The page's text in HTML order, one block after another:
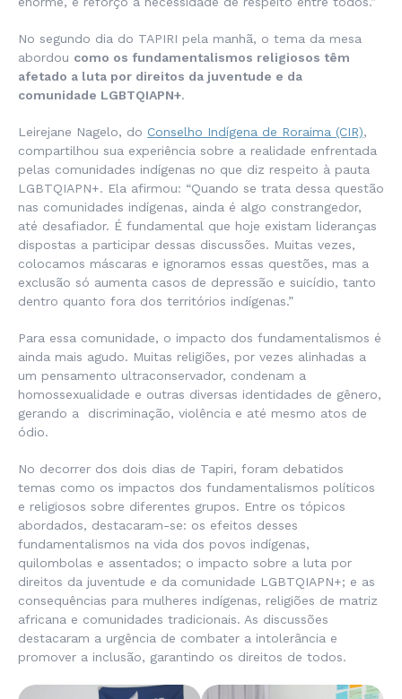
No segundo dia do TAPIRI pela manhã, o tema da mesa
abordou como os fundamentalismos religiosos têm
afetado a luta por direitos da juventude e da
comunidade LGBTQIAPN+.
Leirejane Nagelo, do Conselho Indígena de Roraima (CIR),
compartilhou sua experiência sobre a realidade enfrentada
pelas comunidades indígenas no que diz respeito à pauta
LGBTQIAPN+. Ela afirmou: “Quando se trata dessa questão
nas comunidades indígenas, ainda é algo constrangedor,
até desafiador. É fundamental que hoje existam lideranças
dispostas a participar dessas discussões. Muitas vezes,
colocamos máscaras e ignoramos essas questões, mas a
exclusão só aumenta casos de depressão e suicídio, tanto
dentro quanto fora dos territórios indígenas.”
Para essa comunidade, o impacto dos fundamentalismos é
ainda mais agudo. Muitas religiões, por vezes alinhadas a
um pensamento ultraconservador, condenam a
homossexualidade e outras diversas identidades de gênero,
gerando a discriminação, violência e até mesmo atos de
ódio.
No decorrer dos dois dias de Tapiri, foram debatidos
temas como os impactos dos fundamentalismos políticos
e religiosos sobre diferentes grupos. Entre os tópicos
abordados, destacaram-se: os efeitos desses
fundamentalismos na vida dos povos indígenas,
quilombolas e assentados; o impacto sobre a luta por
direitos da juventude e da comunidade LGBTQIAPN+; e as
consequências para mulheres indígenas, religiões de matriz
africana e comunidades tradicionais. As discussões
destacaram a urgência de combater a intolerância e
promover a inclusão, garantindo os direitos de todos.